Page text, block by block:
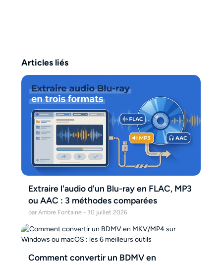
Articles liés
Extraire l'audio d'un Blu-ray en FLAC, MP3
ou AAC : 3 méthodes comparées
par Ambre Fontaine - 30 juillet 2026
Comment convertir un BDMV en